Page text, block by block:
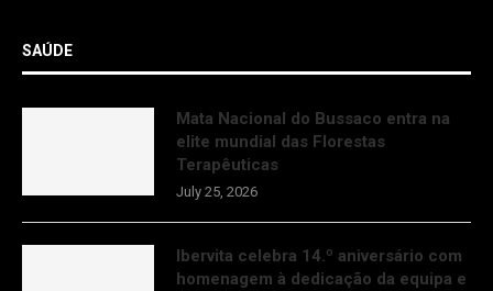
SAÚDE
Mata Nacional do Bussaco entra na
elite mundial das Florestas
Terapêuticas
July 25, 2026
Ibervita celebra 14.º aniversário com
homenagem à dedicação da equipa e